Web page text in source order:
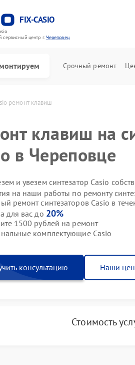
FIX-CASIO
cервисный центр г.Череповец
Срочный ремонт
ремонт клавиш
клавиш на
в Череповце
и увезем синтезатор Casio
на наши работы по ремонту
ремонт синтезаторов Casio в
для вас до 20%
1500 рублей на ремонт
комплектующие Casio
консультацию Наши
Стоимость